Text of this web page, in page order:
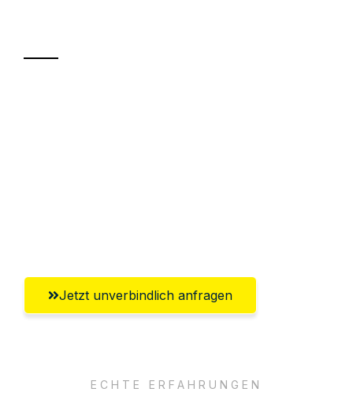
Jetzt unverbindlich anfragen
ECHTE ERFAHRUNGEN